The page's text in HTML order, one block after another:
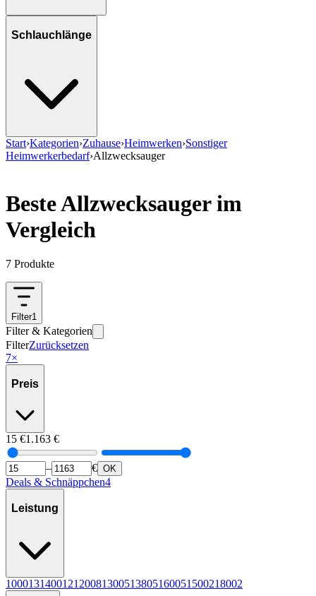
Schlauchlänge
Start›Kategorien›Zuhause›Heimwerken›Sonstiger
Heimwerkerbedarf›Allzwecksauger
Beste Allzwecksauger im
Vergleich
7 Produkte
Filter1
Filter & Kategorien
FilterZurücksetzen
7×
Preis
15 €1.163 €
– € OK
Deals & Schnäppchen4
Leistung
100013140012120081300513805160051500218002